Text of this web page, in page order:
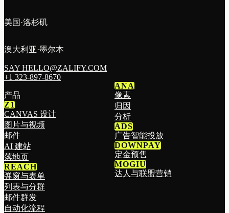
美国·洛杉矶
澳大利亚·墨尔本
SAY HELLO@ZALIFY.COM
+1 323-897-8670
产品
Z1
CANVAS 设计
图片与视频
邮件
AI 建站
落地页
REACH
弹窗与表单
列表与分群
邮件群发
自动化流程
ANA
像素
归因
分析
ADS
广告智能投放
DOWNPAY
定金预售
MOGIU
达人与联盟营销